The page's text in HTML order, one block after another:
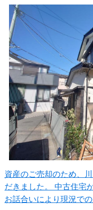
資産のご売却のため、
だきました。 中古住宅
お話合いにより現況で